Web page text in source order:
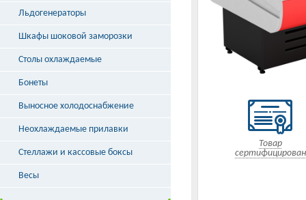
Товар
сертифицирован
Льдогенераторы
Шкафы шоковой заморозки
Столы охлаждаемые
Бонеты
Выносное холодоснабжение
Неохлаждаемые прилавки
Стеллажи и кассовые боксы
Весы